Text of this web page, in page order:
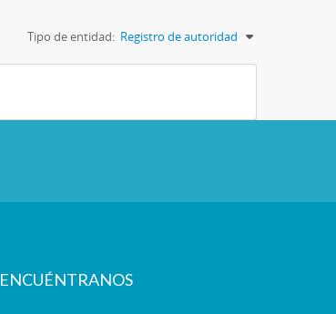
Tipo de entidad: Registro de autoridad
ENCUÉNTRANOS